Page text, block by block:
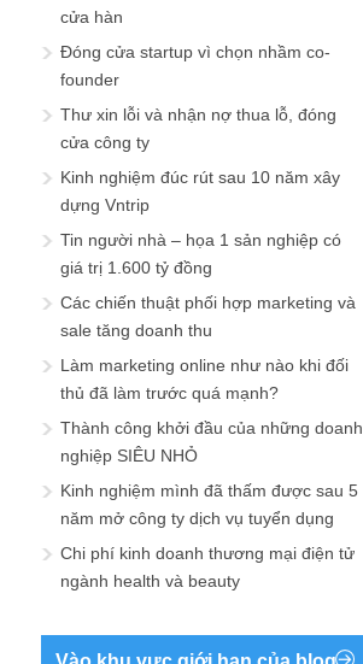
cửa hàn
Đóng cửa startup vì chọn nhầm co-
founder
Thư xin lỗi và nhận nợ thua lỗ, đóng
cửa công ty
Kinh nghiệm đúc rút sau 10 năm xây
dựng Vntrip
Tin người nhà – họa 1 sản nghiệp có
giá trị 1.600 tỷ đồng
Các chiến thuật phối hợp marketing và
sale tăng doanh thu
Làm marketing online như nào khi đối
thủ đã làm trước quá mạnh?
Thành công khởi đầu của những doanh
nghiệp SIÊU NHỎ
Kinh nghiệm mình đã thấm được sau 5
năm mở công ty dịch vụ tuyển dụng
Chi phí kinh doanh thương mại điện tử
ngành health và beauty